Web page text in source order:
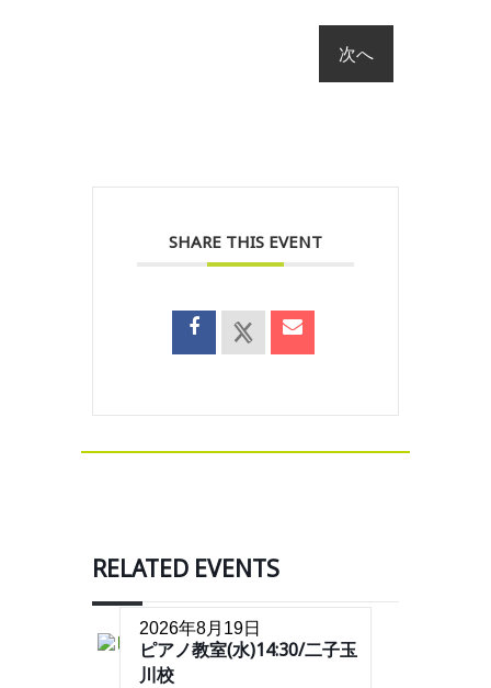
SHARE THIS EVENT
RELATED EVENTS
2026年8月19日
ピアノ教室(水)14:30/二子玉
川校